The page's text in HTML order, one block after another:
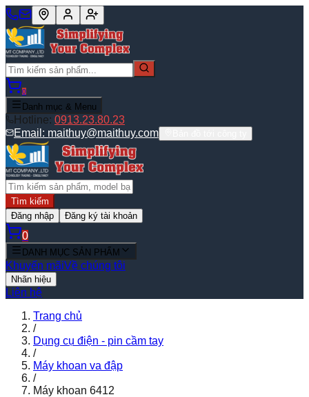
0
Danh mục & Menu
Hotline: 0913.23.80.23
Email: maithuy@maithuy.com
Tìm kiếm
Đăng nhập
Đăng ký tài khoản
0
DANH MỤC SẢN PHẨM
Khuyến mãiVề chúng tôi
Nhãn hiệu
Liên hệ
Trang chủ
/
Dụng cụ điện - pin cầm tay
/
Máy khoan va đập
/
Máy khoan 6412